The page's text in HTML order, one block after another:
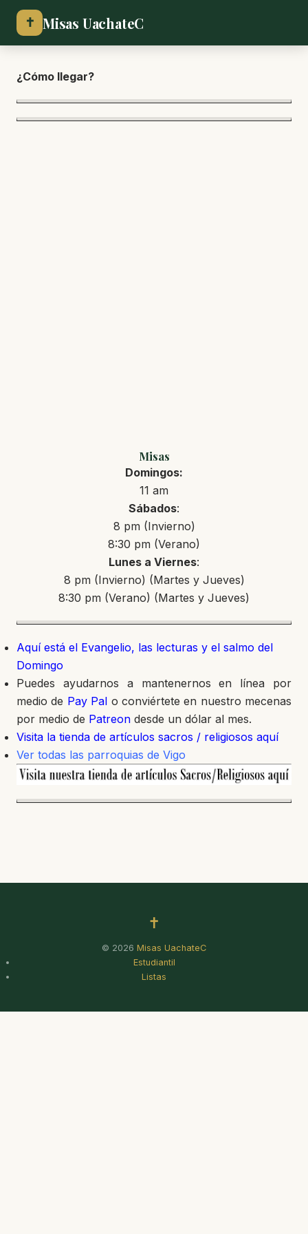
✝ Misas UachateC
¿Cómo llegar?
Misas
Domingos:
11 am
Sábados:
8 pm (Invierno)
8:30 pm (Verano)
Lunes a Viernes:
8 pm (Invierno) (Martes y Jueves)
8:30 pm (Verano) (Martes y Jueves)
Aquí está el Evangelio, las lecturas y el salmo del
Domingo
Puedes ayudarnos a mantenernos en línea por
medio de Pay Pal o conviértete en nuestro mecenas
por medio de Patreon desde un dólar al mes.
Visita la tienda de artículos sacros / religiosos aquí
Ver todas las parroquias de Vigo
✝
© 2026 Misas UachateC
Estudiantil
Listas